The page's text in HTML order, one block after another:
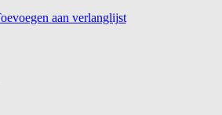
aan verlanglijst